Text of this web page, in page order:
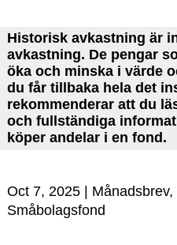
Historisk avkastning är
avkastning. De pengar
öka och minska i värde
du får tillbaka hela det
rekommenderar att du
och fullständiga
köper andelar i en fond.
Oct 7, 2025| Månadsbrev,
Småbolagsfond